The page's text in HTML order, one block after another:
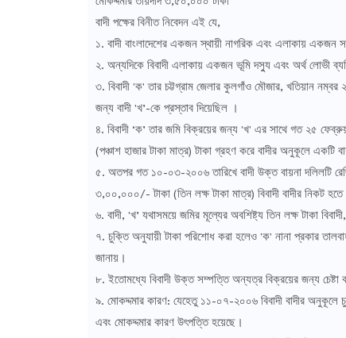
বাদী পক্ষের বিনীত নিবেদন এই যে,
১. বাদী বাংলাদেশের একজন স্থায়ী নাগরিক এবং এলাকায় একজন
২. অন্যদিকে বিবাদী এলাকায় একজন ভূমি দস্যু এবং অর্থ লোভী
৩. বিবাদী 'ক' তার চট্টগ্রাম জেলার কুলগাঁও মৌজার, খতিয়ান
জন্য বাদী 'খ’-কে প্রস্তাব দিয়েছিল ।
৪. বিবাদী ‘ক’ তার জমি বিক্রয়ের জন্য 'খ' এর সাথে গত ২৫
(পঞ্চাশ হাজার টাকা মাত্র) টাকা গ্রহণ করে বাদীর অনুকূলে একটি
৫. অতপর গত ১০-০৩-২০০৬ তারিখে বাদী উক্ত বায়না দলিলটি
৩,০০,০০০/- টাকা (তিন লক্ষ টাকা মাত্র) বিবাদী বাদীর নিকট
৬. বাদী, 'খ’ যথাসময়ে জমির মূল্যের অবশিষ্ট্য তিন লক্ষ টাকা
৭. চুক্তি অনুযায়ী টাকা পরিশোধ করা হলেও 'ক' নানা প্রকার
জানায়।
৮. ইতোমধ্যে বিবাদী উক্ত সম্পত্তি অন্যত্র বিক্রয়ের জন্য চেষ্টা
৯. মোকদ্দমার কারণ: যেহেতু ১১-০৭-২০০৬ বিবাদী বাদীর অনুকূলে
এবং মোকদ্দমার কারণ উৎপত্তি হয়েছে।